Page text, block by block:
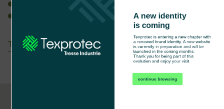
Excellente résistance aux températures élevées
Température d’utilisation : -60°C +240°C
Télécharger la fiche technique
A new identity
is coming
Texprotec is entering a new chapter with
a renewed brand identity. A new website
is currently in preparation and will be
launched in the coming months.
Thank you for being part of this
evolution and enjoy your visit.
continue browsing